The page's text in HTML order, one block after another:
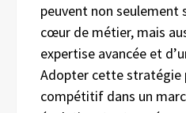
peuvent non seulement
cœur de métier, mais
expertise avancée et
Adopter cette stratégie
compétitif dans un